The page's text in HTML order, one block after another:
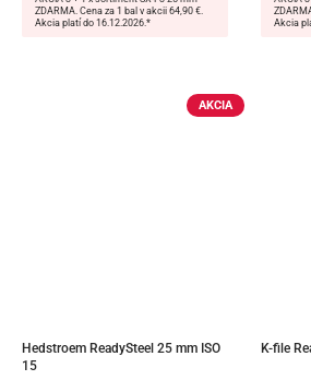
ZDARMA. Cena za 1 bal v akcii 64,90 €.
Akcia platí do 16.12.2026.*
Akcia
AKCIA
Hedstroem ReadySteel 25 mm ISO
15
K-file